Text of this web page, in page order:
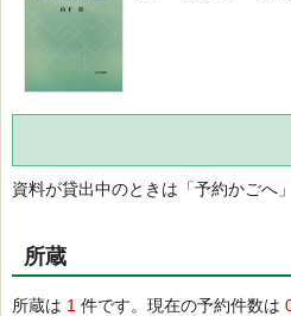
資料が貸出中のときは「予約かごへ
所蔵
所蔵は 1 件です。現在の予約件数は